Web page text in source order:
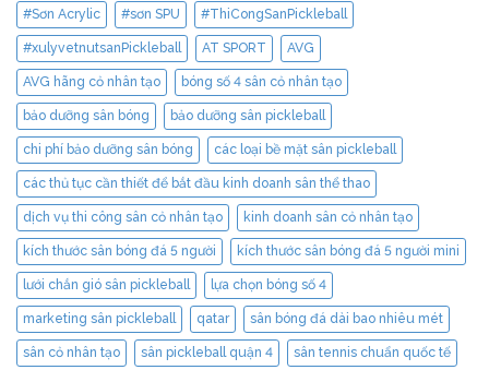
#Sơn Acrylic #sơn SPU #ThiCongSanPickleball
#xulyvetnutsanPickleball AT SPORT AVG
AVG hãng cỏ nhân tạo bóng số 4 sân cỏ nhân tạo
bảo dưỡng sân bóng bảo dưỡng sân pickleball
chi phí bảo dưỡng sân bóng các loại bề mặt sân pickleball
các thủ tục cần thiết để bắt đầu kinh doanh sân thể thao
dịch vụ thi công sân cỏ nhân tạo kinh doanh sân cỏ nhân tạo
kích thước sân bóng đá 5 người kích thước sân bóng đá 5 người mini
lưới chắn gió sân pickleball lựa chọn bóng số 4
marketing sân pickleball qatar sân bóng đá dài bao nhiêu mét
sân cỏ nhân tạo sân pickleball quận 4 sân tennis chuẩn quốc tế